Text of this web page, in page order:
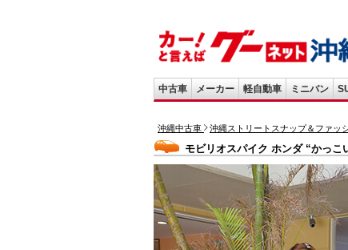
中古車 メーカー 軽自動車 ミニバン
沖縄中古車 沖縄ストリートスナップ＆ファッ
モビリオスパイク ホンダ “かっこ